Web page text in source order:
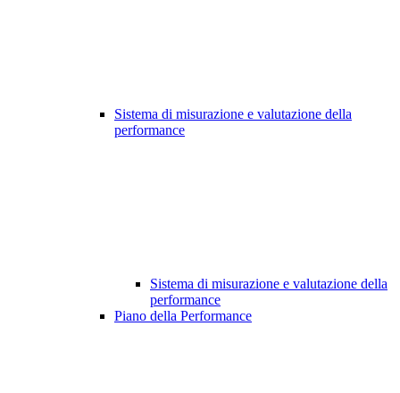
Sistema di misurazione e valutazione della
performance
Sistema di misurazione e valutazione della
performance
Piano della Performance